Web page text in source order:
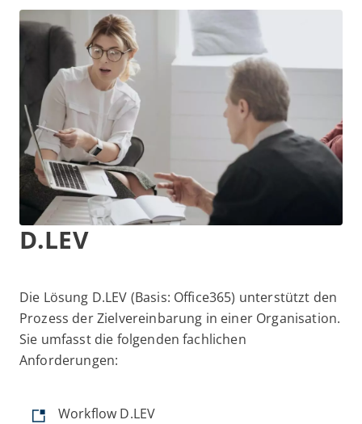
D.LEV
Die Lösung D.LEV (Basis: Office365) unterstützt den
Prozess der Zielvereinbarung in einer Organisation.
Sie umfasst die folgenden fachlichen
Anforderungen:
Workflow D.LEV